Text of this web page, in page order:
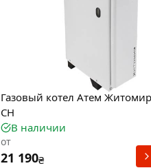
Газовый котел Атем
СН
В наличии
от
21 190₴